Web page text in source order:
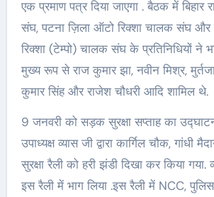
एक प्रमाण पत्र दिया जाएगा . बैठक में
संघ, पटना ज़िला ऑटो रिक्शा चालक संघ और
रिक्शा (टेम्पो) चालक संघ के प्रतिनिधियों ने
मुख्य रूप से राज कुमार झा, नवीन मिश्र,
कुमार सिंह और राजेश चौधरी आदि शामिल थे.
9 जनवरी को सड़क सुरक्षा सप्ताह का
उपाध्यक्ष व्यास जी द्वारा कार्गिल चौक, गांधी
सुरक्षा रैली को हरी झंडी दिखा कर किया गया.
इस रैली में भाग लिया .इस रैली में NCC,